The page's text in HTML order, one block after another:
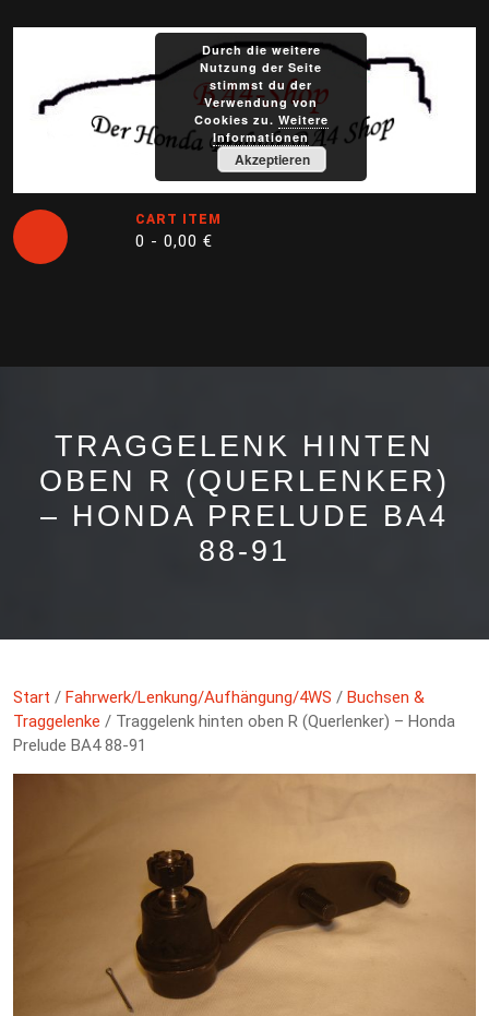
CART ITEM
0 - 0,00 €
Button
TRAGGELENK HINTEN
OBEN R (QUERLENKER)
– HONDA PRELUDE BA4
88-91
Start / Fahrwerk/Lenkung/Aufhängung/4WS / Buchsen &
Traggelenke / Traggelenk hinten oben R (Querlenker) – Honda
Prelude BA4 88-91
Durch die weitere
Nutzung der Seite
stimmst du der
Verwendung von
Cookies zu. Weitere
Informationen
Akzeptieren